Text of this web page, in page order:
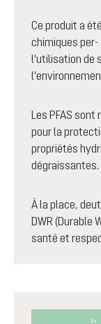
Ce produit a
chimiques per-
l'utilisation de
Les PFAS
pour la
propriétés
dégraissantes.
À la place,
DWR (Durable
santé et